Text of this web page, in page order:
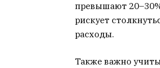
превышают
рискует
расходы.
Также важно